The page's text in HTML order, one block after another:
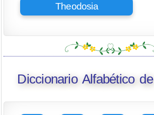
Theodosia
Diccionario Alfabético